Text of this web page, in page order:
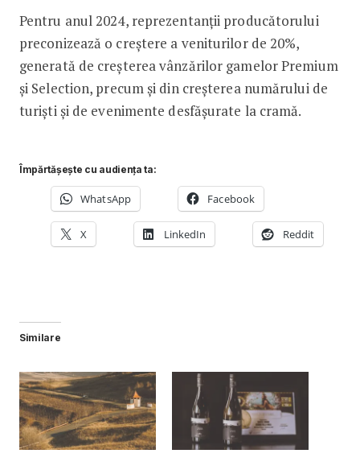
Pentru anul 2024, reprezentanții producătorului
preconizează o creștere a veniturilor de 20%,
generată de creșterea vânzărilor gamelor Premium
și Selection, precum și din creșterea numărului de
turiști și de evenimente desfășurate la cramă.
Împărtășește cu audiența ta:
WhatsApp Facebook
X LinkedIn Reddit
Similare